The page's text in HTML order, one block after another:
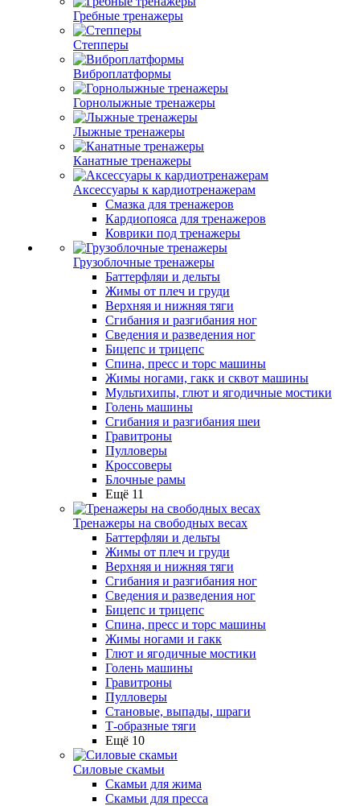
Гребные тренажеры
Степперы
Виброплатформы
Горнолыжные тренажеры
Лыжные тренажеры
Канатные тренажеры
Аксессуары к кардиотренажерам
Смазка для тренажеров
Кардиопояса для тренажеров
Коврики под тренажеры
Грузоблочные тренажеры
Баттерфляи и дельты
Жимы от плеч и груди
Верхняя и нижняя тяги
Сгибания и разгибания ног
Сведения и разведения ног
Бицепс и трицепс
Спина, пресс и торс машины
Жимы ногами, гакк и сквот машины
Мультихипы, глют и ягодичные мостики
Голень машины
Сгибания и разгибания шеи
Гравитроны
Пулловеры
Кроссоверы
Блочные рамы
Ещё 11
Тренажеры на свободных весах
Баттерфляи и дельты
Жимы от плеч и груди
Верхняя и нижняя тяги
Сгибания и разгибания ног
Сведения и разведения ног
Бицепс и трицепс
Спина, пресс и торс машины
Жимы ногами и гакк
Глют и ягодичные мостики
Голень машины
Гравитроны
Пулловеры
Становые, выпады, шраги
Т-образные тяги
Ещё 10
Силовые скамьи
Скамьи для жима
Скамьи для пресса